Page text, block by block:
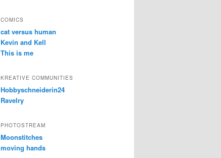
COMICS
cat versus human
Kevin and Kell
This is me
KREATIVE COMMUNITIES
Hobbyschneiderin24
Ravelry
PHOTOSTREAM
Moonstitches
moving hands